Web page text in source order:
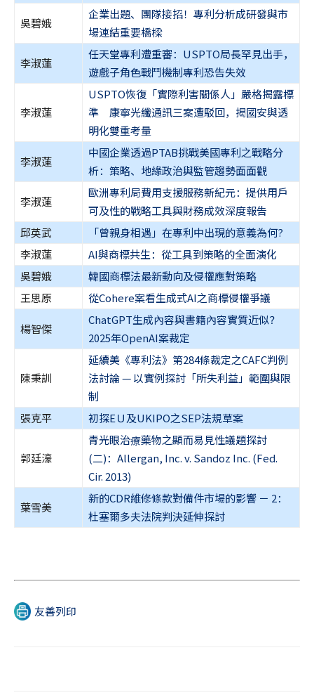
吳碧娥
企業出題、團隊接招！專利分析成研發與市
場連結重要橋樑
李淑蓮
任天堂專利遭重審：USPTO局長罕見出手，
遊戲子角色戰鬥機制專利恐告失效
李淑蓮
USPTO恢復「實際利害關係人」嚴格揭露標
準 康寧光纖通訊三案遭駁回，揭國安與透
明化雙重考量
李淑蓮
中國企業透過PTAB挑戰美國專利之戰略分
析：策略、地緣政治與監管趨勢面面觀
李淑蓮
歐洲專利局費用支援服務新紀元：提供用戶
可及性的戰略工具與財務成效深度報告
邱英武
「曾親身相遇」在專利中出現的意義為何?
李淑蓮
AI與商標共生：從工具到策略的全面演化
吳碧娥
韓國商標法最新動向及侵權應對策略
王思原
從Cohere案看生成式AI之商標侵權爭議
楊智傑
ChatGPT生成內容與書籍內容實質近似？
2025年OpenAI案裁定
陳秉訓
延續美《專利法》第284條裁定之CAFC判例
法討論 — 以實例探討「所失利益」範圍與限
制
張克平
初探EＵ及UKIPO之SEP法規草案
郭廷濠
青光眼治療藥物之顯而易見性議題探討
(二)：Allergan, Inc. v. Sandoz Inc. (Fed.
Cir. 2013)
葉雪美
新的CDR維修條款對備件市場的影響 － 2：
杜塞爾多夫法院判決延伸探討
友善列印